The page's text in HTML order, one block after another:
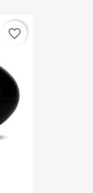
favorite_border